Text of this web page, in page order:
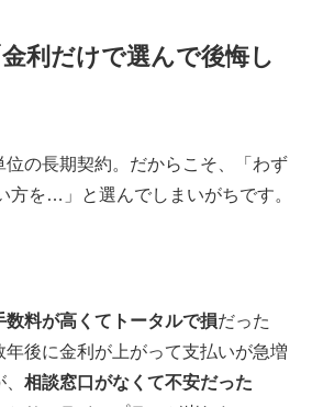
利だけで選んで後悔し
の長期契約。だからこそ、「わず
方を…」と選んでしまいがちです。
数料が高くてトータルで損だった
後に金利が上がって支払いが急増
相談窓口がなくて不安だった